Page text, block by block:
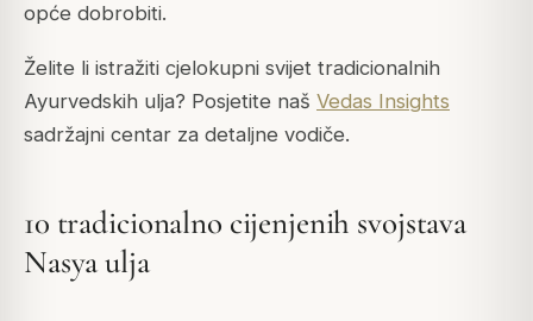
opće dobrobiti.
Želite li istražiti cjelokupni svijet tradicionalnih
Ayurvedskih ulja? Posjetite naš Vedas Insights
sadržajni centar za detaljne vodiče.
10 tradicionalno cijenjenih svojstava
Nasya ulja